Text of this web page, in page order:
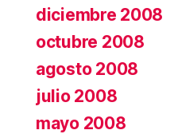
diciembre 2008
octubre 2008
agosto 2008
julio 2008
mayo 2008